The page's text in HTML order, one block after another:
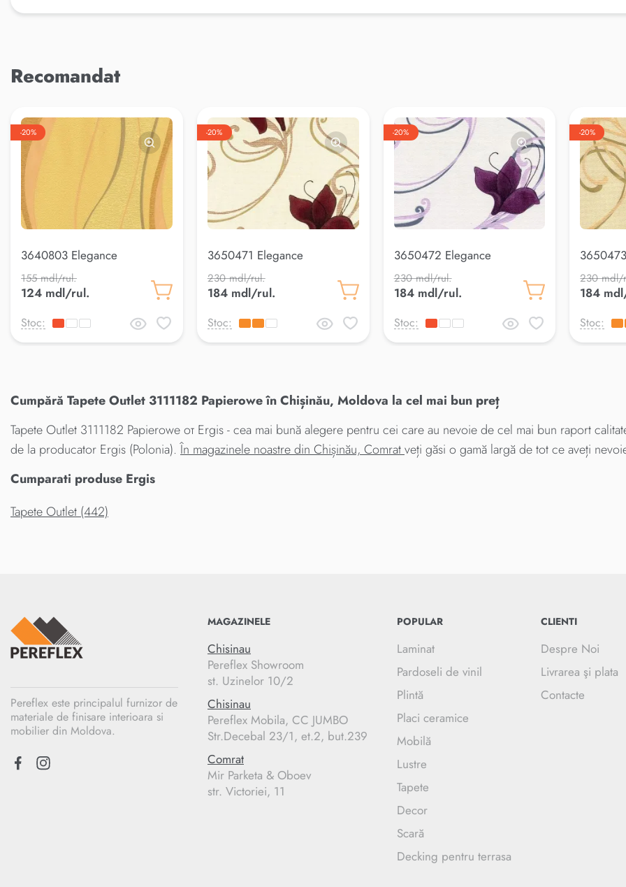
Recomandat
-20%
3640803 Elegance
155 mdl/rul.
124 mdl/rul.
Stoc:
-20%
3650471 Elegance
230 mdl/rul.
184 mdl/rul.
Stoc:
-20%
3650472 Elegance
230 mdl/rul.
184 mdl/rul.
Stoc:
-20%
230 mdl/
184
Stoc:
Cumpără Tapete Outlet 3111182 Papierowe în Chișinău, Moldova la cel mai bun preț
Tapete Outlet 3111182 Papierowe от Ergis - cea mai bună alegere pentru cei care au nevoie de cel mai bun raport
de la producator Ergis (Polonia).În magazinele noastre din Chișinău, Comratveți găsi o gamă largă de tot ce aveți
Cumparati produse Ergis
Tapete Outlet (442)
Pereflex este principalul furnizor de
materiale de finisare interioara si
mobilier din Moldova.
MAGAZINELE
Chisinau
Pereflex Showroom
st. Uzinelor 10/2
Chisinau
Pereflex Mobila, CC JUMBO
Str.Decebal 23/1, et.2, but.239
Comrat
Mir Parketa & Oboev
str. Victoriei, 11
POPULAR
Laminat
Pardoseli de vinil
Plintă
Placi ceramice
Mobilă
Lustre
Tapete
Decor
Scară
Decking pentru terrasa
CLIENTI
Despre Noi
Livrarea şi plata
Contacte